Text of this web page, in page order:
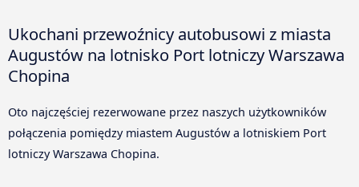
Ukochani przewoźnicy autobusowi z miasta
Augustów na lotnisko Port lotniczy Warszawa
Chopina
Oto najczęściej rezerwowane przez naszych użytkowników
połączenia pomiędzy miastem Augustów a lotniskiem Port
lotniczy Warszawa Chopina.